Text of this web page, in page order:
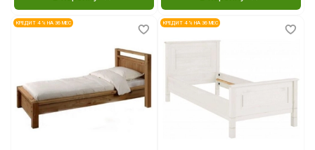
КРЕДИТ 4 % НА 36 МЕС КРЕДИТ 4 % НА 36 МЕС